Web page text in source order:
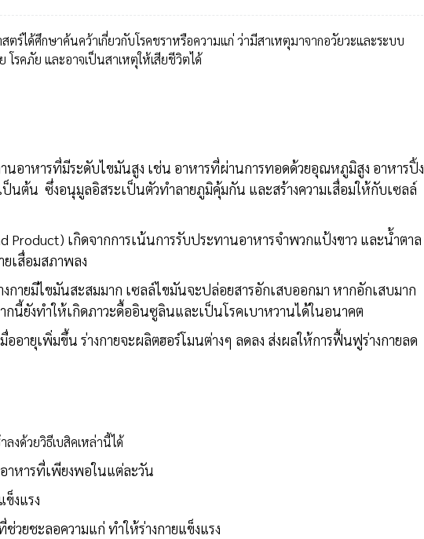
ร์ได้ศึกษาค้นคว้าเกี่ยวกับโรคชราหรือความแก่ ว่ามีสาเหตุมาจากอวัยวะและระบบ
รคภัย และอาจเป็นสาเหตุให้เสียชีวิตได้
นอาหารที่มีระดับไขมันสูง เช่น อาหารที่ผ่านการทอดด้วยอุณหภูมิสูง อาหารปิ้ง
นต้น ซึ่งอนุมูลอิสระเป็นตัวทำลายภูมิคุ้มกัน และสร้างความเสื่อมให้กับเซลล์
Product) เกิดจากการเน้นการรับประทานอาหารจำพวกแป้งขาว และน้ำตาล
ยเสื่อมสภาพลง
งกายมีไขมันสะสมมาก เซลล์ไขมันจะปล่อยสารอักเสบออกมา หากอักเสบมาก
นี้ยังทำให้เกิดภาวะดื้ออินซูลินและเป็นโรคเบาหวานได้ในอนาคต
อายุเพิ่มขึ้น ร่างกายจะผลิตฮอร์โมนต่างๆ ลดลง ส่งผลให้การฟื้นฟูร่างกายลด
งด้วยวิธีเบสิคเหล่านี้ได้
าหารที่เพียงพอในแต่ละวัน
ข็งแรง
ยชะลอความแก่ ทำให้ร่างกายแข็งแรง